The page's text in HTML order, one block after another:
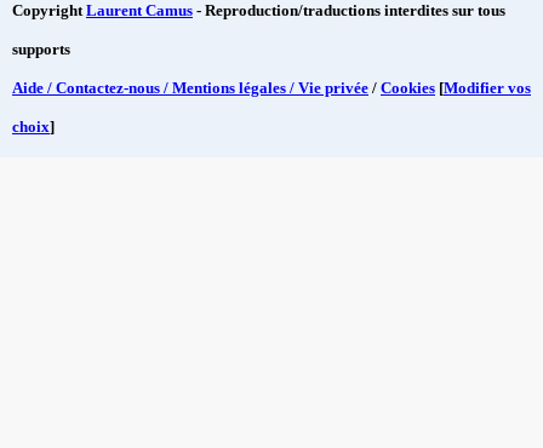
CopyrightLaurent Camus - Reproduction/traductions interdites sur tous
supports
Aide / Contactez-nous / Mentions légales / Vie privée / Cookies [Modifier vos
choix]